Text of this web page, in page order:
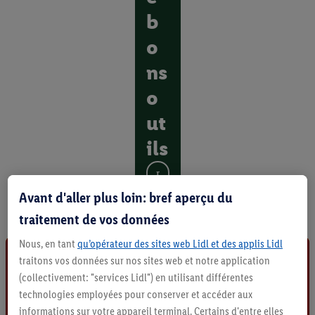
b
o
ns
o
ut
ils
D
c
o
v
r
t
Avant d'aller plus loin: bref aperçu du
traitement de vos données
Nous, en tant qu’opérateur des sites web Lidl et des applis Lidl
traitons vos données sur nos sites web et notre application
(collectivement: "services Lidl") en utilisant différentes
technologies employées pour conserver et accéder aux
informations sur votre appareil terminal. Certains d'entre elles